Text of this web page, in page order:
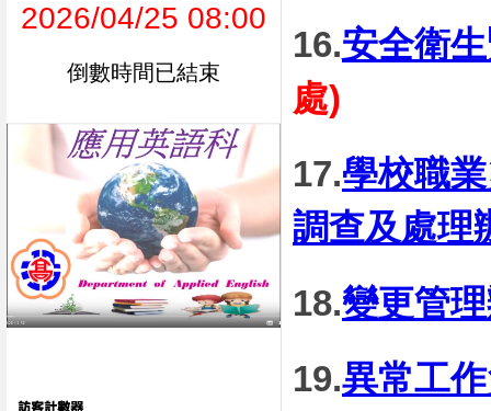
2026/04/25 08:00
倒數時間已結束
16.安全衛
處)
17.學校職
調查及處理
18.變更管
19.異常工